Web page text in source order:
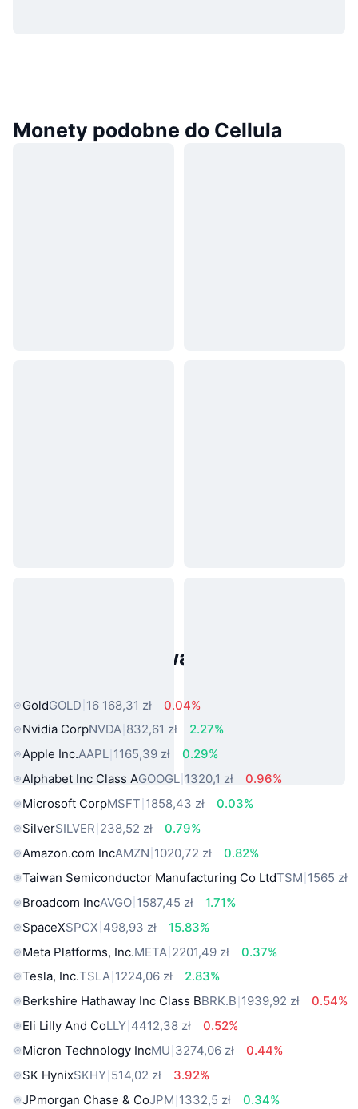
Monety podobne do Cellula
Popularne aktywa ze świata
GoldGOLD 16 168,31 zł
0.04%
Nvidia CorpNVDA 832,61 zł
2.27%
Apple Inc.AAPL 1165,39 zł
0.29%
Alphabet Inc Class AGOOGL 1320,1 zł
0.96%
Microsoft CorpMSFT 1858,43 zł
0.03%
SilverSILVER 238,52 zł
0.79%
Amazon.com IncAMZN 1020,72 zł
0.82%
Taiwan Semiconductor Manufacturing Co LtdTSM 1565 zł
Broadcom IncAVGO 1587,45 zł
1.71%
SpaceXSPCX 498,93 zł
15.83%
Meta Platforms, Inc.META 2201,49 zł
0.37%
Tesla, Inc.TSLA 1224,06 zł
2.83%
Berkshire Hathaway Inc Class BBRK.B 1939,92 zł
0.54%
Eli Lilly And CoLLY 4412,38 zł
0.52%
Micron Technology IncMU 3274,06 zł
0.44%
SK HynixSKHY 514,02 zł
3.92%
JPmorgan Chase & CoJPM 1332,5 zł
0.34%